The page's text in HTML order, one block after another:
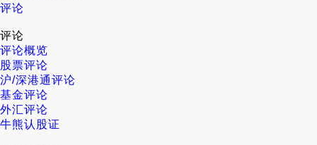
评论
评论
评论概览
股票评论
沪/深港通评论
基金评论
外汇评论
牛熊认股证